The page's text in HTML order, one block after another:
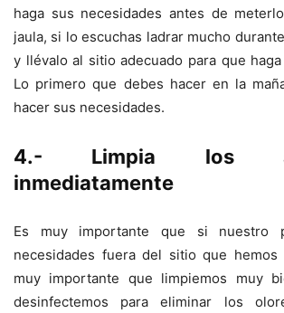
haga sus necesidades antes de
jaula, si lo escuchas ladrar mucho
y llévalo al sitio adecuado para que
Lo primero que debes hacer en la
hacer sus necesidades.
4.- Limpia los
inmediatamente
Es muy importante que si nuestro
necesidades fuera del sitio que hemos
muy importante que limpiemos muy
desinfectemos para eliminar los